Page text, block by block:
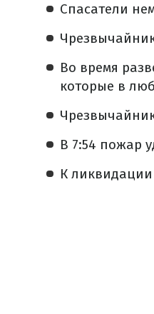
Спасатели
Во время
которые в
В 7:54 пожар
К